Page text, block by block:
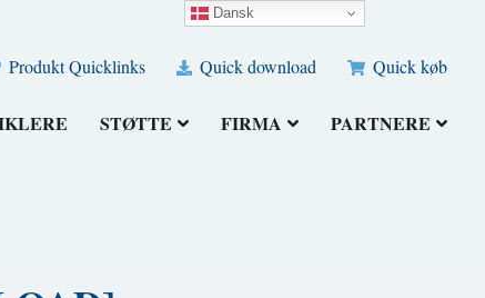
Produkt Quicklinks Quick download Quick køb
STØTTE FIRMA PARTNERE
Dansk